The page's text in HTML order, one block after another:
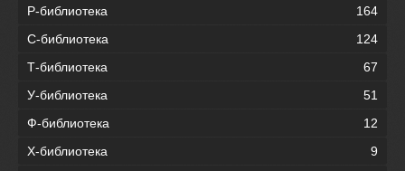
Р-библиотека
164
С-библиотека
124
Т-библиотека
67
У-библиотека
51
Ф-библиотека
12
Х-библиотека
9